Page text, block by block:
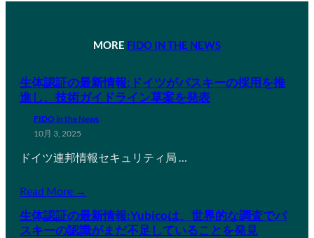
MORE FIDO IN THE NEWS
生体認証の最新情報:ドイツがパスキーの採用を推
進し、技術ガイドライン草案を発表
FIDO in the News
10月 3, 2025
ドイツ連邦情報セキュリティ局 …
Read More →
生体認証の最新情報:Yubicoは、世界的な調査でパ
スキーの認識がまだ不足していることを発見